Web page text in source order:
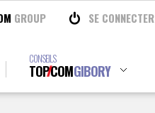
GROUP SE CONNECTER
CONSEILS
TOPCOMGIBORY